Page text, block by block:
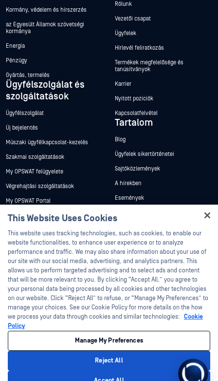
Kormány, védelem és hírszerzés
az Egyesült Államok szövetségi
kormánya
Energia
Pénzügy
Gyártás, termelés
Ügyfélszolgálat és
szolgáltatások
Ügyfélszolgálat
Új bejelentés
Műszaki ügyfélkapcsolat-kezelés
Szakmai szolgáltatások
My OPSWAT felügyelete
Végrehajtási szolgáltatások
My OPSWAT Portal
Műszaki dokumentáció
Képzések
Biztonsági sebezhetőségi program
Partnerek
Tanúsítvány
Technológiai partnerek
Channel partner program
Rólunk
Vezetői csapat
Ügyfelek
Hírlevél feliratkozás
Termékek megfelelősége és
tanúsítványok
Karrier
Nyitott pozíciók
Kapcsolatfelvétel
Tartalom
Blog
Ügyfelek sikertörténetei
Sajtóközlemények
A hírekben
Események
Fehér könyvek
©2026 OPSWAT . Minden jog fenntartva. OPSWAT, MetaDefender, Metascan,
MetaAccess, az OPSWAT , Trust no File. Trust No Device., OPSWAT , Protecting the
World's Critical Infrastructure, Deep CDR™ Technology, InQuest, az InQuest logó,
DFI, RetroHunt, Deep File Inspection és Join the Hunt az OPSWAT védjegyei. A
harmadik felek védjegyei a megfelelő tulajdonosok tulajdonát képezik.
Cookie beállítások kezelése
Az Ön
This Website Uses Cookies
This website uses tracking technologies, such as cookies, to enable our
website functionalities, to enhance user experience or to analyze
performance and traffic. We may also share information about your use of
our site with our social media, advertising, and analytics partners. This
allows us to perform targeted advertising and to select ads and content
that will be more relevant to you. By clicking “Accept All,” you agree to
your personal data being processed by all cookies and other technologies
on our website. Click “Reject All” to refuse, or “Manage My Preferences” to
manage your choices. See our Cookie Policy for more details on the how
we process your data through cookies and similar technologies: Cookie
Policy
Manage My Preferences
Reject All